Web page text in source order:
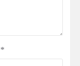
*